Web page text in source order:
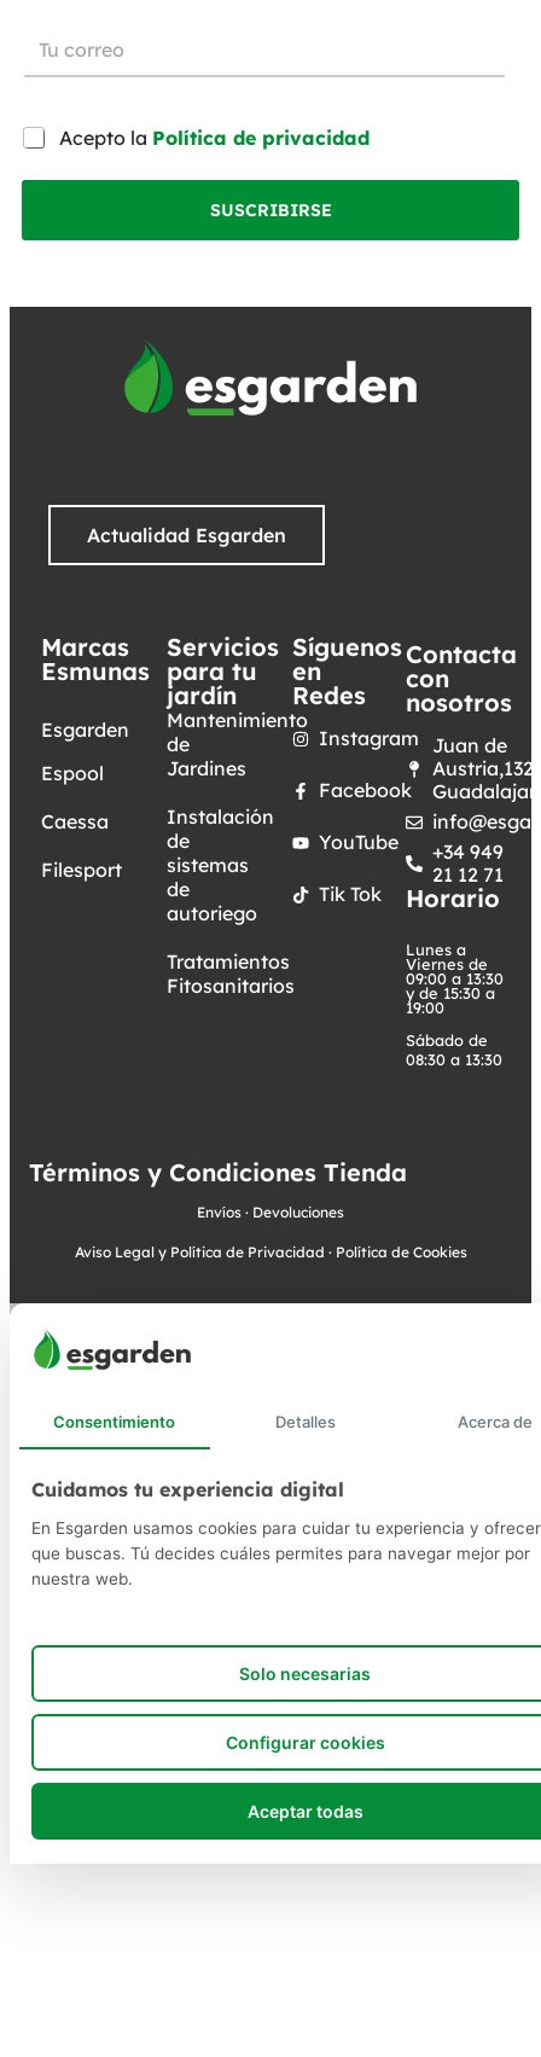
Acepto la Política de privacidad
SUSCRIBIRSE
Actualidad Esgarden
Marcas
Esmunas
Esgarden
Espool
Caessa
Filesport
Servicios
para tu
jardín
Mantenimiento
de
Jardines
Instalación
de
sistemas
de
autoriego
Tratamientos
Fitosanitarios
Síguenos
en
Redes
Instagram
Facebook
YouTube
Tik Tok
Contacta
con
nosotros
Juan de
Austria,132.
+34 949
21 12 71
Horario
Lunes a
Viernes de
09:00 a 13:30
y de 15:30 a
19:00
Sábado de
08:30 a 13:30
Términos y Condiciones Tienda
Envíos · Devoluciones
Aviso Legal y Política de Privacidad · Política de Cookies
Consentimiento Detalles Acerca de
Cuidamos tu experiencia digital
En Esgarden usamos cookies para cuidar tu experiencia y
que buscas. Tú decides cuáles permites para navegar mejor por
nuestra web.
Solo necesarias
Configurar cookies
Aceptar todas